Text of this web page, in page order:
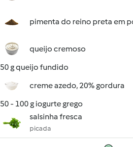
pimenta do reino preta em
queijo cremoso
50 g queijo fundido
creme azedo, 20% gordura
50 - 100 g iogurte grego
salsinha fresca
picada